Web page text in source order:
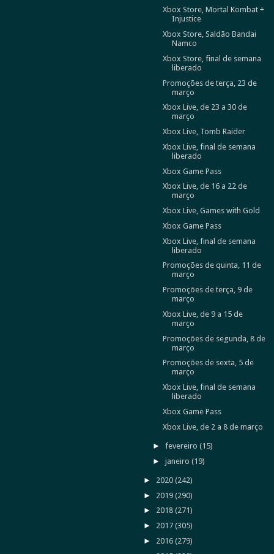
Xbox Store, Mortal Kombat +
Injustice
Xbox Store, Saldão Bandai
Namco
Xbox Store, final de semana
liberado
Promoções de terça, 23 de
março
Xbox Live, de 23 a 30 de
março
Xbox Live, Tomb Raider
Xbox Live, final de semana
liberado
Xbox Game Pass
Xbox Live, de 16 a 22 de
março
Xbox Live, Games with Gold
Xbox Game Pass
Xbox Live, final de semana
liberado
Promoções de quinta, 11 de
março
Promoções de terça, 9 de
março
Xbox Live, de 9 a 15 de
março
Promoções de segunda, 8 de
março
Promoções de sexta, 5 de
março
Xbox Live, final de semana
liberado
Xbox Game Pass
Xbox Live, de 2 a 8 de março
►fevereiro(15)
►janeiro(19)
► 2020 (242)
► 2019 (290)
► 2018 (271)
► 2017 (305)
► 2016 (279)